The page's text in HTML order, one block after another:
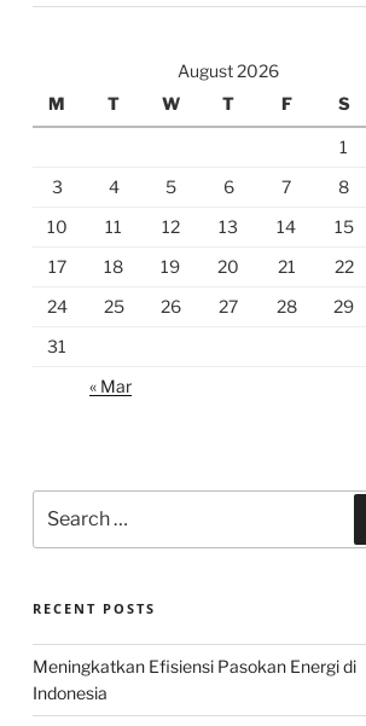
August 2026
M
T W T F S
1
3
4 5 6 7 8
10
11 12 13 14 15
17
18 19 20 21 22
24
25 26 27 28 29
31
« Mar
for:
RECENT POSTS
Meningkatkan Efisiensi Pasokan Energi di
Indonesia